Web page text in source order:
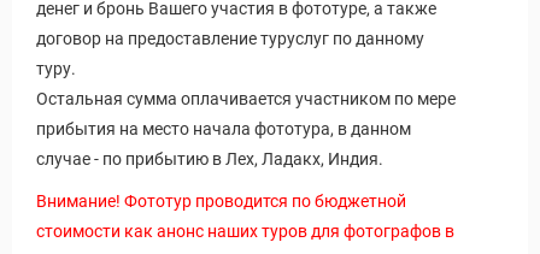
денег и бронь Вашего участия в фототуре, а также
договор на предоставление туруслуг по данному
туру.
Остальная сумма оплачивается участником по мере
прибытия на место начала фототура, в данном
случае - по прибытию в Лех, Ладакх, Индия.
Внимание! Фототур проводится по бюджетной
стоимости как анонс наших туров для фотографов в